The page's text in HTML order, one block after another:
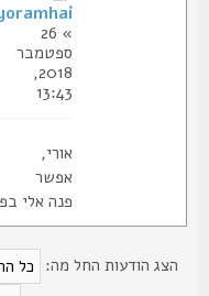
yoramhai
ספטמבר
2018,
13:43
אפשר
פנה אלי בפרטי
הודעות החל מה: